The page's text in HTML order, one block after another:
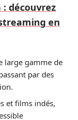
découvrez
en
large gamme de
par des
et films indés,